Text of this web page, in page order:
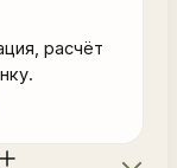
расчёт